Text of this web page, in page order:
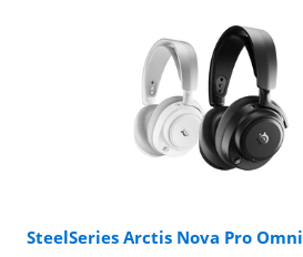
SteelSeries Arctis Nova Pro Omni